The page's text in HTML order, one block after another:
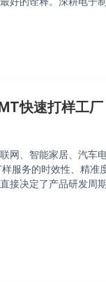
快速打样工
网、智能家居、汽车
服务的时效性、精
接决定了产品研发周